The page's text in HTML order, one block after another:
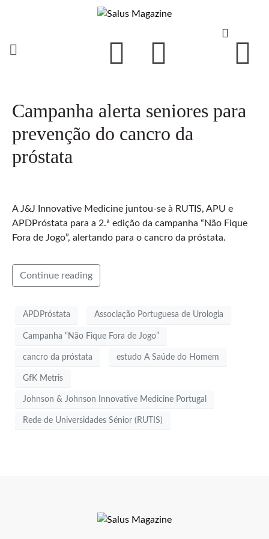
Campanha alerta seniores para
prevenção do cancro da
próstata
A J&J Innovative Medicine juntou-se à RUTIS, APU e
APDPróstata para a 2.ª edição da campanha “Não Fique
Fora de Jogo”, alertando para o cancro da próstata.
Continue reading
APDPróstata Associação Portuguesa de Urologia
Campanha “Não Fique Fora de Jogo”
cancro da próstata estudo A Saúde do Homem
GfK Metris
Johnson & Johnson Innovative Medicine Portugal
Rede de Universidades Sénior (RUTIS)